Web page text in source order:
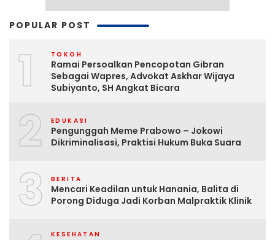
POPULAR POST
1 TOKOH
Ramai Persoalkan Pencopotan Gibran
Sebagai Wapres, Advokat Askhar Wijaya
Subiyanto, SH Angkat Bicara
2 EDUKASI
Pengunggah Meme Prabowo – Jokowi
Dikriminalisasi, Praktisi Hukum Buka Suara
3 BERITA
Mencari Keadilan untuk Hanania, Balita di
Porong Diduga Jadi Korban Malpraktik Klinik
KESEHATAN